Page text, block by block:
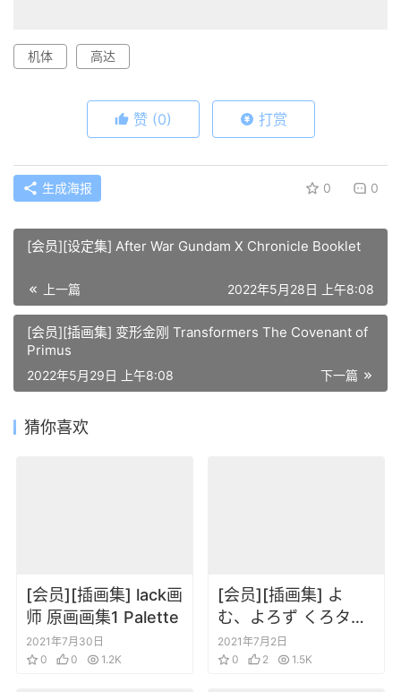
机体 高达
赞 (0) 打赏
生成海报 0 0
[会员][设定集] After War Gundam X Chronicle Booklet
上一篇 2022年5月28日 上午8:08
[会员][插画集] 变形金刚 Transformers The Covenant of
Primus
下一篇
2022年5月29日 上午8:08
猜你喜欢
[会员][插画集] lack画
师 原画画集1 Palette
2021年7月30日
0
0 1.2K
[会员][插画集] よ
む、よろず くろタイ
ツDEEP yomu 裤袜
画集
2021年7月2日
0
2 1.5K